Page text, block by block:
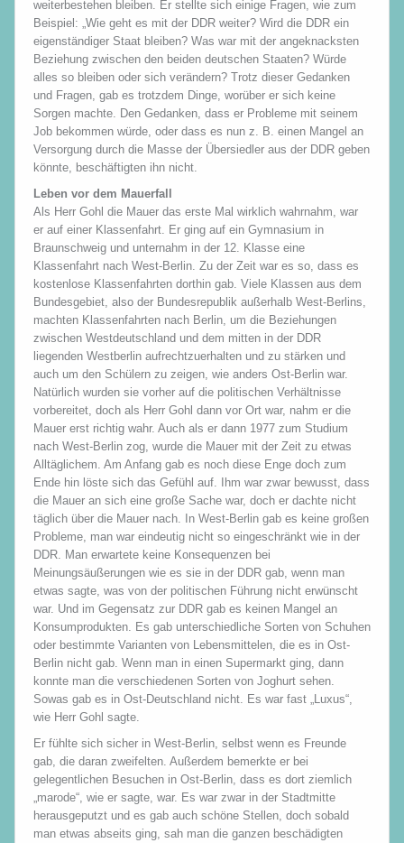
weiterbestehen bleiben. Er stellte sich einige Fragen, wie zum
Beispiel: „Wie geht es mit der DDR weiter? Wird die DDR ein
eigenständiger Staat bleiben? Was war mit der angeknacksten
Beziehung zwischen den beiden deutschen Staaten? Würde
alles so bleiben oder sich verändern? Trotz dieser Gedanken
und Fragen, gab es trotzdem Dinge, worüber er sich keine
Sorgen machte. Den Gedanken, dass er Probleme mit seinem
Job bekommen würde, oder dass es nun z. B. einen Mangel an
Versorgung durch die Masse der Übersiedler aus der DDR geben
könnte, beschäftigten ihn nicht.
Leben vor dem Mauerfall
Als Herr Gohl die Mauer das erste Mal wirklich wahrnahm, war
er auf einer Klassenfahrt. Er ging auf ein Gymnasium in
Braunschweig und unternahm in der 12. Klasse eine
Klassenfahrt nach West-Berlin. Zu der Zeit war es so, dass es
kostenlose Klassenfahrten dorthin gab. Viele Klassen aus dem
Bundesgebiet, also der Bundesrepublik außerhalb West-Berlins,
machten Klassenfahrten nach Berlin, um die Beziehungen
zwischen Westdeutschland und dem mitten in der DDR
liegenden Westberlin aufrechtzuerhalten und zu stärken und
auch um den Schülern zu zeigen, wie anders Ost-Berlin war.
Natürlich wurden sie vorher auf die politischen Verhältnisse
vorbereitet, doch als Herr Gohl dann vor Ort war, nahm er die
Mauer erst richtig wahr. Auch als er dann 1977 zum Studium
nach West-Berlin zog, wurde die Mauer mit der Zeit zu etwas
Alltäglichem. Am Anfang gab es noch diese Enge doch zum
Ende hin löste sich das Gefühl auf. Ihm war zwar bewusst, dass
die Mauer an sich eine große Sache war, doch er dachte nicht
täglich über die Mauer nach. In West-Berlin gab es keine großen
Probleme, man war eindeutig nicht so eingeschränkt wie in der
DDR. Man erwartete keine Konsequenzen bei
Meinungsäußerungen wie es sie in der DDR gab, wenn man
etwas sagte, was von der politischen Führung nicht erwünscht
war. Und im Gegensatz zur DDR gab es keinen Mangel an
Konsumprodukten. Es gab unterschiedliche Sorten von Schuhen
oder bestimmte Varianten von Lebensmittelen, die es in Ost-
Berlin nicht gab. Wenn man in einen Supermarkt ging, dann
konnte man die verschiedenen Sorten von Joghurt sehen.
Sowas gab es in Ost-Deutschland nicht. Es war fast „Luxus“,
wie Herr Gohl sagte.
Er fühlte sich sicher in West-Berlin, selbst wenn es Freunde
gab, die daran zweifelten. Außerdem bemerkte er bei
gelegentlichen Besuchen in Ost-Berlin, dass es dort ziemlich
„marode“, wie er sagte, war. Es war zwar in der Stadtmitte
herausgeputzt und es gab auch schöne Stellen, doch sobald
man etwas abseits ging, sah man die ganzen beschädigten